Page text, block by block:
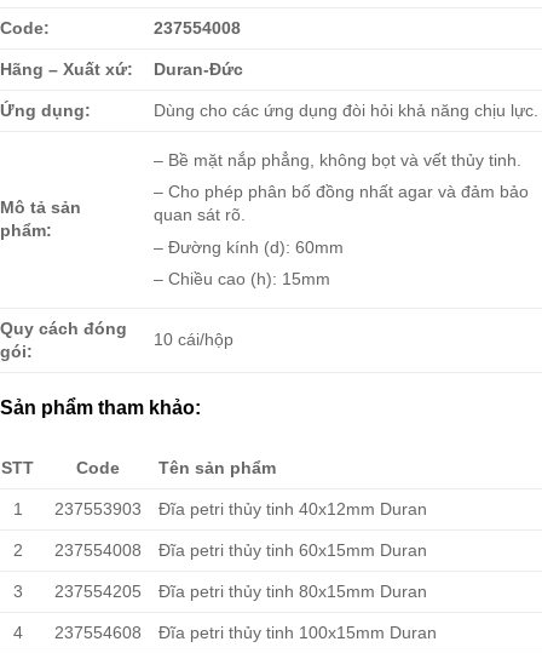
Code: 237554008
Hãng – Xuất xứ: Duran-Đức
Ứng dụng: Dùng cho các ứng dụng đòi hỏi khả năng chịu lực.
Mô tả sản
phẩm:
– Bề mặt nắp phẳng, không bọt và vết thủy tinh.
– Cho phép phân bố đồng nhất agar và đảm bảo
quan sát rõ.
– Đường kính (d): 60mm
– Chiều cao (h): 15mm
Quy cách đóng
gói:
10 cái/hộp
Sản phẩm tham khảo:
STT Code Tên sản phẩm
1 237553903 Đĩa petri thủy tinh 40x12mm Duran
2 237554008 Đĩa petri thủy tinh 60x15mm Duran
3 237554205 Đĩa petri thủy tinh 80x15mm Duran
4 237554608 Đĩa petri thủy tinh 100x15mm Duran